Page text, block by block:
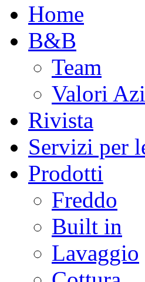
Home
B&B
Team
Valori
Rivista
Servizi per
Prodotti
Freddo
Built in
Lavaggio